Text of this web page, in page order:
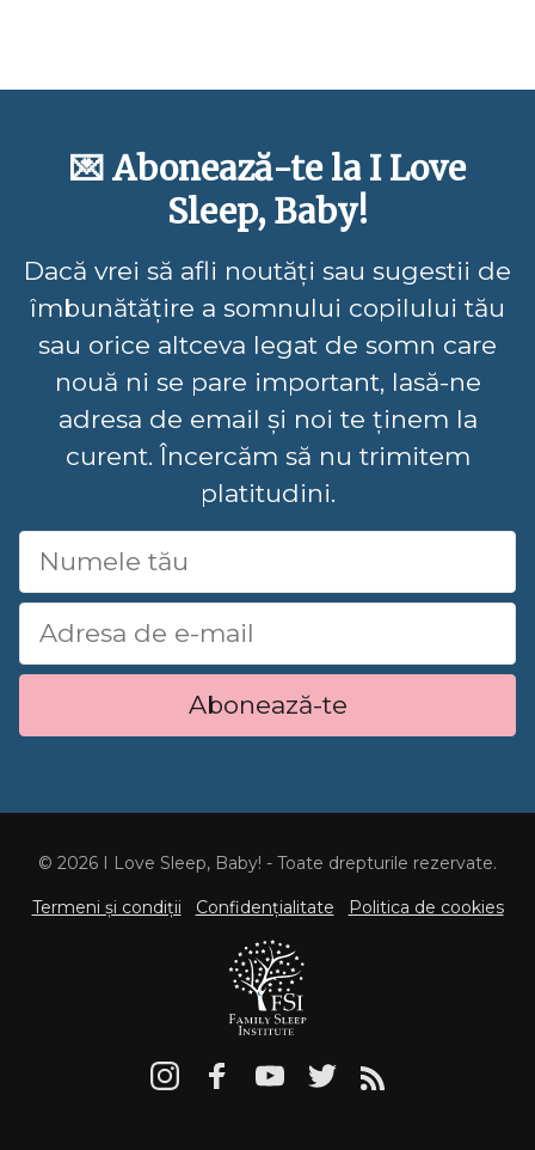
💌 Abonează-te la I Love
Sleep, Baby!
Dacă vrei să afli noutăți sau sugestii de
îmbunătățire a somnului copilului tău
sau orice altceva legat de somn care
nouă ni se pare important, lasă-ne
adresa de email și noi te ținem la
curent. Încercăm să nu trimitem
platitudini.
Abonează-te
© 2026 I Love Sleep, Baby! - Toate drepturile rezervate.
Termeni și condiții Confidențialitate Politica de cookies